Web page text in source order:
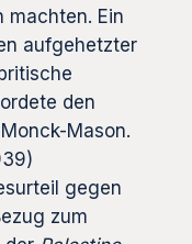
machten. Ein
aufgehetzter
den
Mason.
gegen
zum